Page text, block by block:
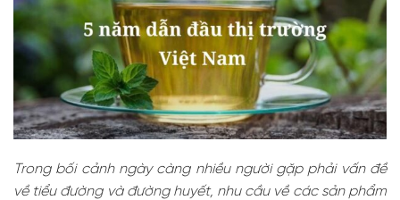
Trong bối cảnh ngày càng nhiều người gặp phải vấn đề
về tiểu đường và đường huyết, nhu cầu về các sản phẩm